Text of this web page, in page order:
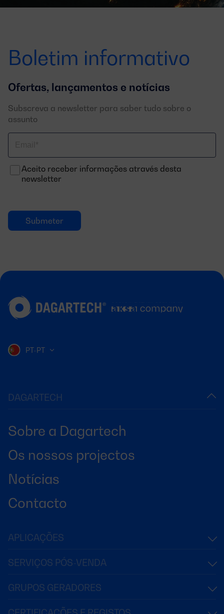
Boletim informativo
Ofertas, lançamentos e notícias
Subscreva a newsletter para saber tudo sobre o
assunto
electrónico
Aceito receber informações através desta
newsletter
DAGARTECH
Sobre a Dagartech
Os nossos projectos
Notícias
Contacto
PT-PT
APLICAÇÕES
SERVIÇOS PÓS-VENDA
GRUPOS GERADORES